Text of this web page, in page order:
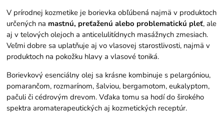
V prírodnej kozmetike je borievka obľúbená najmä v produktoch
určených na mastnú, preťaženú alebo problematickú pleť, ale
aj v telových olejoch a anticelulitídnych masážnych zmesiach.
Veľmi dobre sa uplatňuje aj vo vlasovej starostlivosti, najmä v
produktoch na pokožku hlavy a vlasové toniká.
Borievkový esenciálny olej sa krásne kombinuje s pelargóniou,
pomarančom, rozmarínom, šalviou, bergamotom, eukalyptom,
pačuli či cédrovým drevom. Vďaka tomu sa hodí do širokého
spektra aromaterapeutických aj kozmetických receptúr.